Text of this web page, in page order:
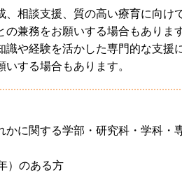
、相談支援、質の高い療育に向け
兼務をお願いする場合もあります
や経験を活かした専門的な支援
する場合もあります。
かに関する学部・研究科・学科・
）のある方